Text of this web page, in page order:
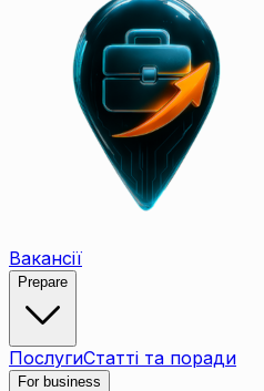
Вакансії
Prepare
ПослугиСтатті та поради
For business